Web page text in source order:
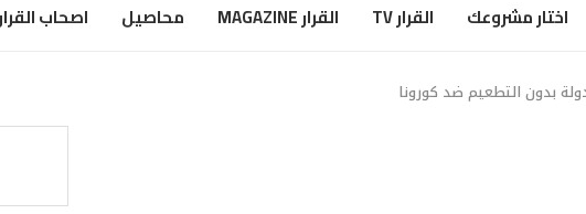
اختار مشروعك القرار TV القرار MAGAZINE محاصيل اصحاب
بدون التطعيم ضد كورونا